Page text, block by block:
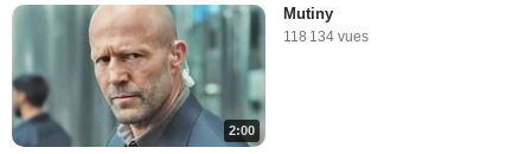
2:00
Mutiny
118 134 vues